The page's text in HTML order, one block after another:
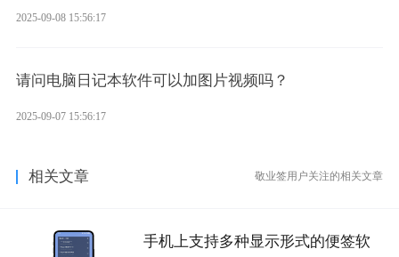
2025-09-08 15:56:17
请问电脑日记本软件可以加图片视频吗？
2025-09-07 15:56:17
相关文章 敬业签用户关注的相关文章
手机上支持多种显示形式的便签软